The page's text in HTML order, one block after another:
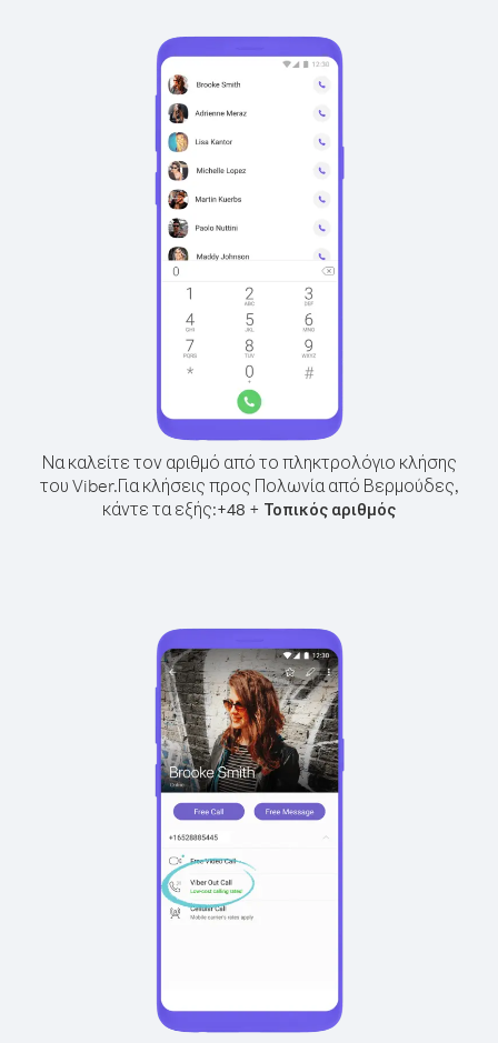
Να καλείτε τον αριθμό από το πληκτρολόγιο κλήσης
του Viber.Για κλήσεις προς Πολωνία από Βερμούδες,
κάντε τα εξής:+48 + Τοπικός αριθμός